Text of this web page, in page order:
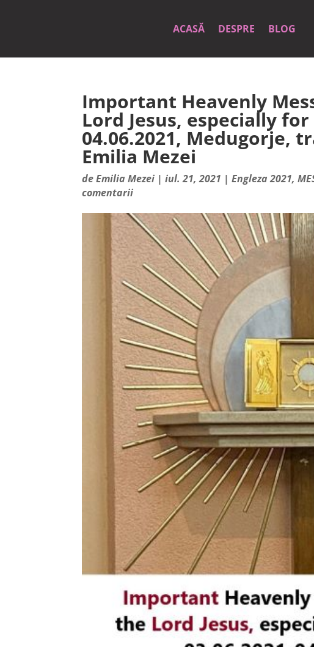
ACASĂ DESPRE BLOG
Important Heavenly
Lord Jesus, especially for
04.06.2021, Medugorje,
Emilia Mezei
deEmilia Mezei |iul. 21, 2021 |Engleza 2021,
comentarii